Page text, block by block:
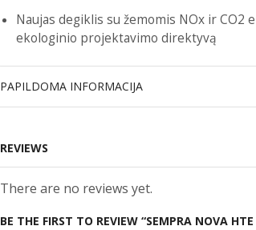
Naujas degiklis su žemomis NOx ir CO2
ekologinio projektavimo direktyvą
PAPILDOMA INFORMACIJA
REVIEWS
There are no reviews yet.
BE THE FIRST TO REVIEW “SEMPRA NOVA